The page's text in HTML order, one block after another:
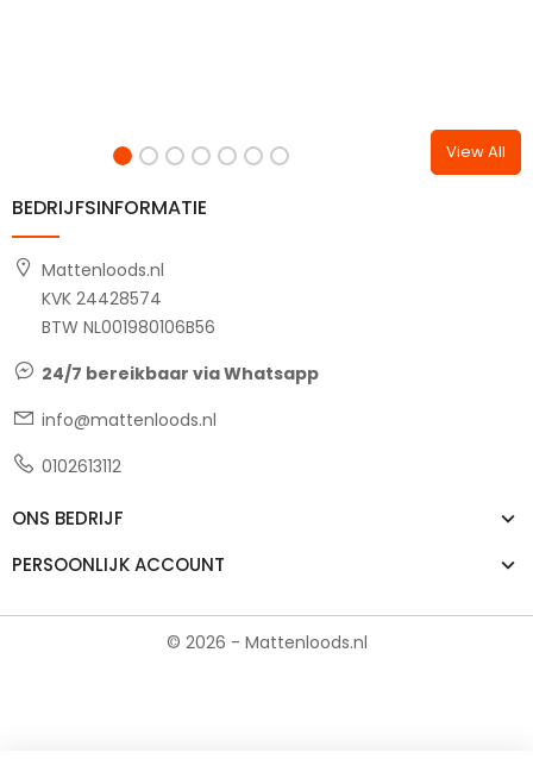
View All
BEDRIJFSINFORMATIE
Mattenloods.nl
KVK 24428574
BTW NL001980106B56
24/7 bereikbaar via Whatsapp
info@mattenloods.nl
0102613112
ONS BEDRIJF
PERSOONLIJK ACCOUNT
© 2026 - Mattenloods.nl